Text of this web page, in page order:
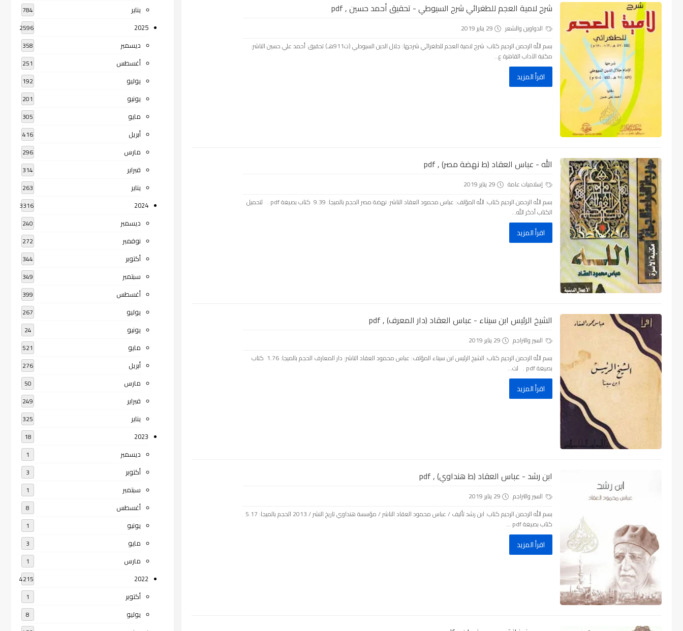
شرح لامية العجم للطغرائي شرح السيوطي - تحقيق أحمد حسين , pdf
الدواوين والشعر
29 يناير 2019
بسم الله الرحمن الرحيم كتاب: شرح لامية العجم للطغرائي شرحها: جلال الدين السيوطي (ت911هـ) تحقيق: أحمد علي حسين الناشر:
مكتبة الآداب القاهرة ع...
اقرأ المزيد
الله - عباس العقاد (ط نهضة مصر) , pdf
إسلاميات عامة
29 يناير 2019
بسم الله الرحمن الرحيم كتاب: الله المؤلف: عباس محمود العقاد الناشر: نهضة مصر الحجم بالميجا: 9.39 كتاب بصيغة pdf . لتحميل
الكتاب أذكر الله...
اقرأ المزيد
الشيخ الرئيس ابن سيناء - عباس العقاد (دار المعرف) , pdf
السير والتراجم
29 يناير 2019
بسم الله الرحمن الرحيم كتاب: الشيخ الرئيس ابن سيناء المؤلف: عباس محمود العقاد الناشر: دار المعارف الحجم بالميجا: 1.76 كتاب
بصيغة pdf . لت...
اقرأ المزيد
ابن رشد - عباس العقاد (ط هنداوي) , pdf
السير والتراجم
29 يناير 2019
كتاب بصيغة pdf ...
اقرأ المزيد
يناير 784
2025
2596
ديسمبر 358
أغسطس 251
يوليو 192
يونيو 201
مايو 305
أبريل 416
مارس 296
فبراير 314
يناير 263
2024
3316
ديسمبر 240
نوفمبر 272
أكتوبر 344
سبتمبر 349
أغسطس 399
يوليو 267
يونيو 24
مايو 521
أبريل 276
مارس 50
فبراير 249
يناير 325
2023
18
ديسمبر 1
أكتوبر 3
سبتمبر 1
أغسطس 8
يونيو 1
مايو 3
مارس 1
2022
4215
أكتوبر 1
يوليو 8